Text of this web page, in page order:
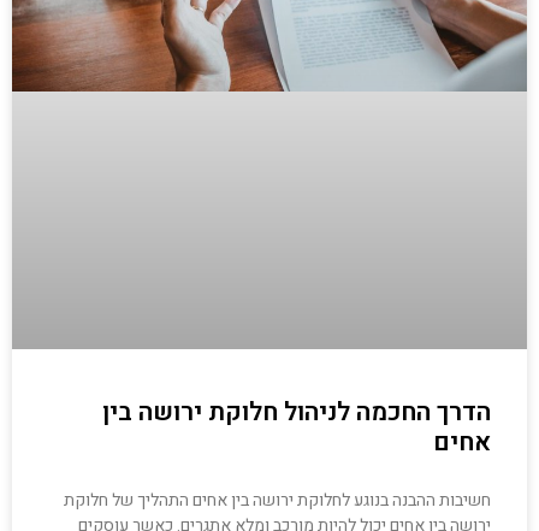
הדרך החכמה לניהול חלוקת ירושה בין
אחים
חשיבות ההבנה בנוגע לחלוקת ירושה בין אחים התהליך של חלוקת
ירושה בין אחים יכול להיות מורכב ומלא אתגרים. כאשר עוסקים